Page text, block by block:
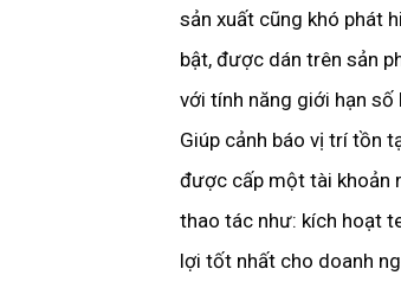
sản xuất cũng khó phát
bật, được dán trên sản
với tính năng giới hạn số
Giúp cảnh báo vị trí tồn
được cấp một tài khoản
thao tác như: kích hoạt
lợi tốt nhất cho doanh